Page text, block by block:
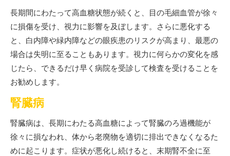
長期間にわたって高血糖状態が続くと、目の毛細血管が徐々
に損傷を受け、視力に影響を及ぼします。さらに悪化する
と、白内障や緑内障などの眼疾患のリスクが高まり、最悪の
場合は失明に至ることもあります。視力に何らかの変化を感
じたら、できるだけ早く病院を受診して検査を受けることを
お勧めします。
腎臓病
腎臓病は、長期にわたる高血糖によって腎臓のろ過機能が
徐々に損なわれ、体から老廃物を適切に排出できなくなるた
めに起こります。症状が悪化し続けると、末期腎不全に至